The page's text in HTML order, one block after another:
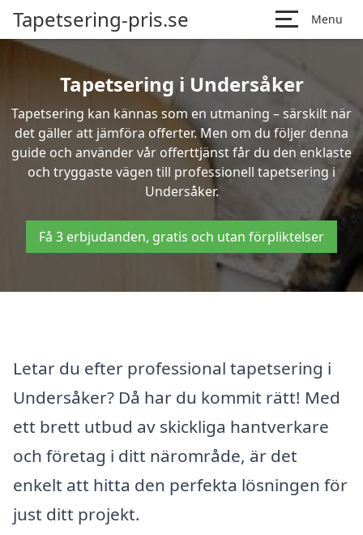
Tapetsering-pris.se Menu
Tapetsering i Undersåker
Tapetsering kan kännas som en utmaning – särskilt när
det gäller att jämföra offerter. Men om du följer denna
guide och använder vår offerttjänst får du den enklaste
och tryggaste vägen till professionell tapetsering i
Undersåker.
Få 3 erbjudanden, gratis och utan förpliktelser
Letar du efter professional tapetsering i
Undersåker? Då har du kommit rätt! Med
ett brett utbud av skickliga hantverkare
och företag i ditt närområde, är det
enkelt att hitta den perfekta lösningen för
just ditt projekt.